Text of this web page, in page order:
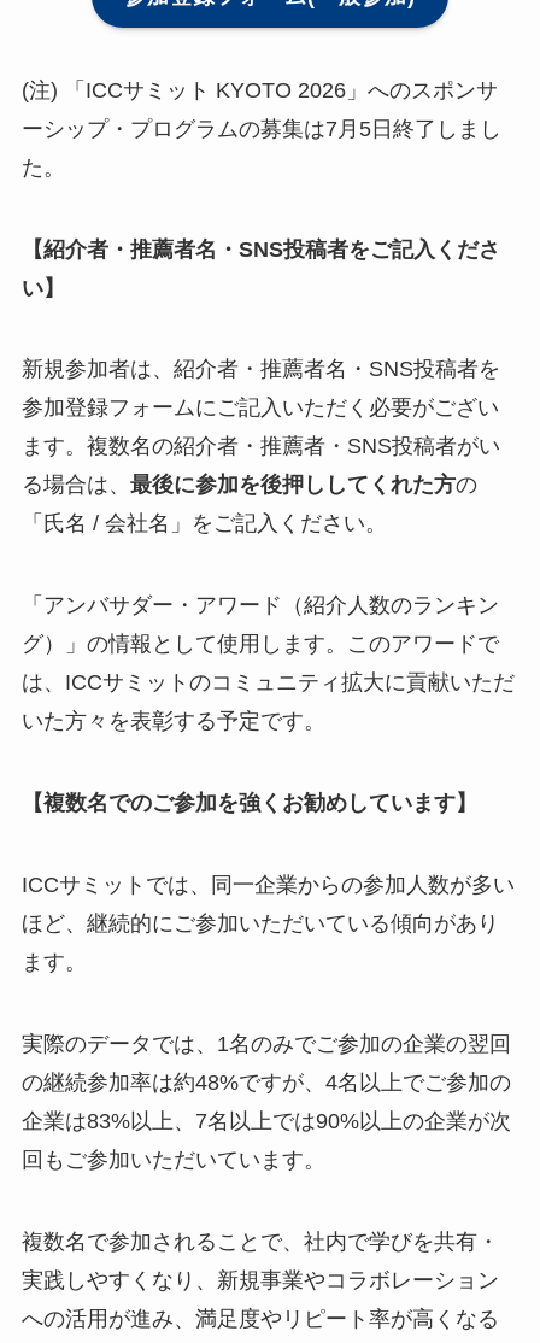
(注) 「ICCサミット KYOTO 2026」へのスポンサ
ーシップ・プログラムの募集は7月5日終了しまし
た。
【紹介者・推薦者名・SNS投稿者をご記入くださ
い】
新規参加者は、紹介者・推薦者名・SNS投稿者を
参加登録フォームにご記入いただく必要がござい
ます。複数名の紹介者・推薦者・SNS投稿者がい
る場合は、 最後に参加を後押ししてくれた方の
「氏名 / 会社名」をご記入ください。
「アンバサダー・アワード（紹介人数のランキン
グ）」の情報として使用します。このアワードで
は、ICCサミットのコミュニティ拡大に貢献いただ
いた方々を表彰する予定です。
【複数名でのご参加を強くお勧めしています】
ICCサミットでは、同一企業からの参加人数が多い
ほど、継続的にご参加いただいている傾向があり
ます。
実際のデータでは、1名のみでご参加の企業の翌回
の継続参加率は約48%ですが、4名以上でご参加の
企業は83%以上、7名以上では90%以上の企業が次
回もご参加いただいています。
複数名で参加されることで、社内で学びを共有・
実践しやすくなり、新規事業やコラボレーション
への活用が進み、満足度やリピート率が高くなる